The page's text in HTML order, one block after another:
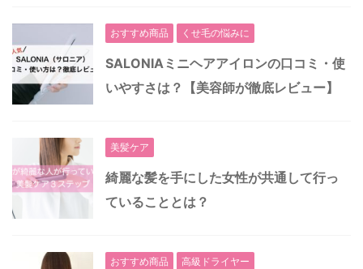
おすすめ商品 くせ毛の悩みに
SALONIAミニヘアアイロンの口コミ・使
いやすさは？【美容師が徹底レビュー】
美髪ケア
綺麗な髪を手にした女性が共通して行っ
ていることとは？
おすすめ商品 高級ドライヤー